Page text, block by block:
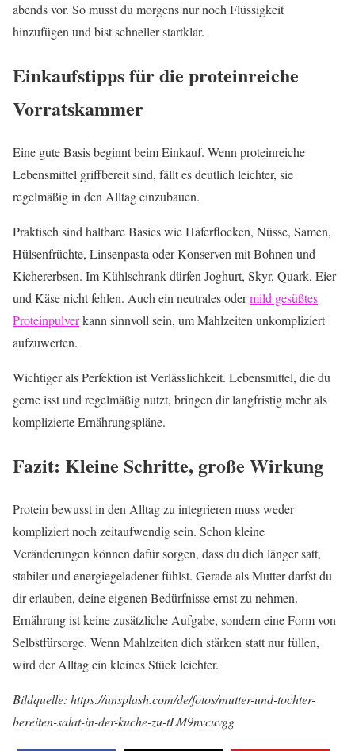
abends vor. So musst du morgens nur noch Flüssigkeit
hinzufügen und bist schneller startklar.
Einkaufstipps für die proteinreiche
Vorratskammer
Eine gute Basis beginnt beim Einkauf. Wenn proteinreiche
Lebensmittel griffbereit sind, fällt es deutlich leichter, sie
regelmäßig in den Alltag einzubauen.
Praktisch sind haltbare Basics wie Haferflocken, Nüsse, Samen,
Hülsenfrüchte, Linsenpasta oder Konserven mit Bohnen und
Kichererbsen. Im Kühlschrank dürfen Joghurt, Skyr, Quark, Eier
und Käse nicht fehlen. Auch ein neutrales odermild gesüßtes
Proteinpulverkann sinnvoll sein, um Mahlzeiten unkompliziert
aufzuwerten.
Wichtiger als Perfektion ist Verlässlichkeit. Lebensmittel, die du
gerne isst und regelmäßig nutzt, bringen dir langfristig mehr als
komplizierte Ernährungspläne.
Fazit: Kleine Schritte, große Wirkung
Protein bewusst in den Alltag zu integrieren muss weder
kompliziert noch zeitaufwendig sein. Schon kleine
Veränderungen können dafür sorgen, dass du dich länger satt,
stabiler und energiegeladener fühlst. Gerade als Mutter darfst du
dir erlauben, deine eigenen Bedürfnisse ernst zu nehmen.
Ernährung ist keine zusätzliche Aufgabe, sondern eine Form von
Selbstfürsorge. Wenn Mahlzeiten dich stärken statt nur füllen,
wird der Alltag ein kleines Stück leichter.
Bildquelle: https://unsplash.com/de/fotos/mutter-und-tochter-
bereiten-salat-in-der-kuche-zu-tLM9nvcuvgg